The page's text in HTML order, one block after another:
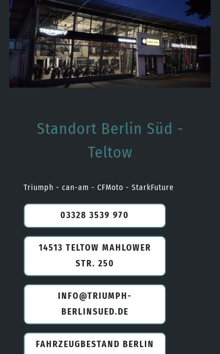
Standort Berlin Süd -
Teltow
Triumph - can-am - CFMoto - StarkFuture
03328 3539 970
14513 TELTOW MAHLOWER
STR. 250
INFO@TRIUMPH-
BERLINSUED.DE
FAHRZEUGBESTAND BERLIN